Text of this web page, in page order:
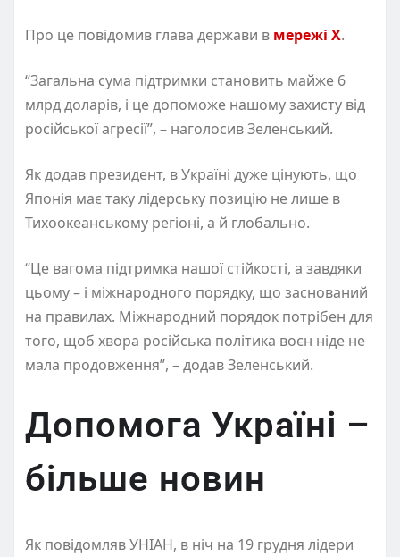
Про це повідомив глава держави в мережі X.
“Загальна сума підтримки становить майже 6
млрд доларів, і це допоможе нашому захисту від
російської агресії”, – наголосив Зеленський.
Як додав президент, в Україні дуже цінують, що
Японія має таку лідерську позицію не лише в
Тихоокеанському регіоні, а й глобально.
“Це вагома підтримка нашої стійкості, а завдяки
цьому – і міжнародного порядку, що заснований
на правилах. Міжнародний порядок потрібен для
того, щоб хвора російська політика воєн ніде не
мала продовження”, – додав Зеленський.
Допомога Україні –
більше новин
Як повідомляв УНІАН, в ніч на 19 грудня лідери